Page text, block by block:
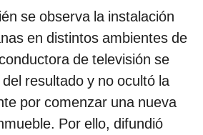
se observa la instalación
en distintos ambientes de
de televisión se
resultado y no ocultó la
por comenzar una nueva
Por ello, difundió